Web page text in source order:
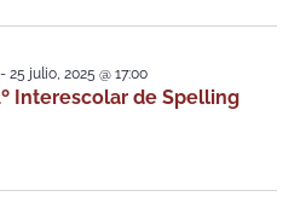
Interescolar de Spelling
25 julio, 2025 @ 17:00